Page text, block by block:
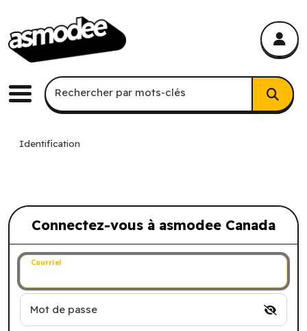
Menu
Recherche par mots-clés
Rechercher par mots-clés
Identification
Connectez-vous à asmodee Canada
Connectez-vous à asmodee Canada
Courriel
Mot de passe